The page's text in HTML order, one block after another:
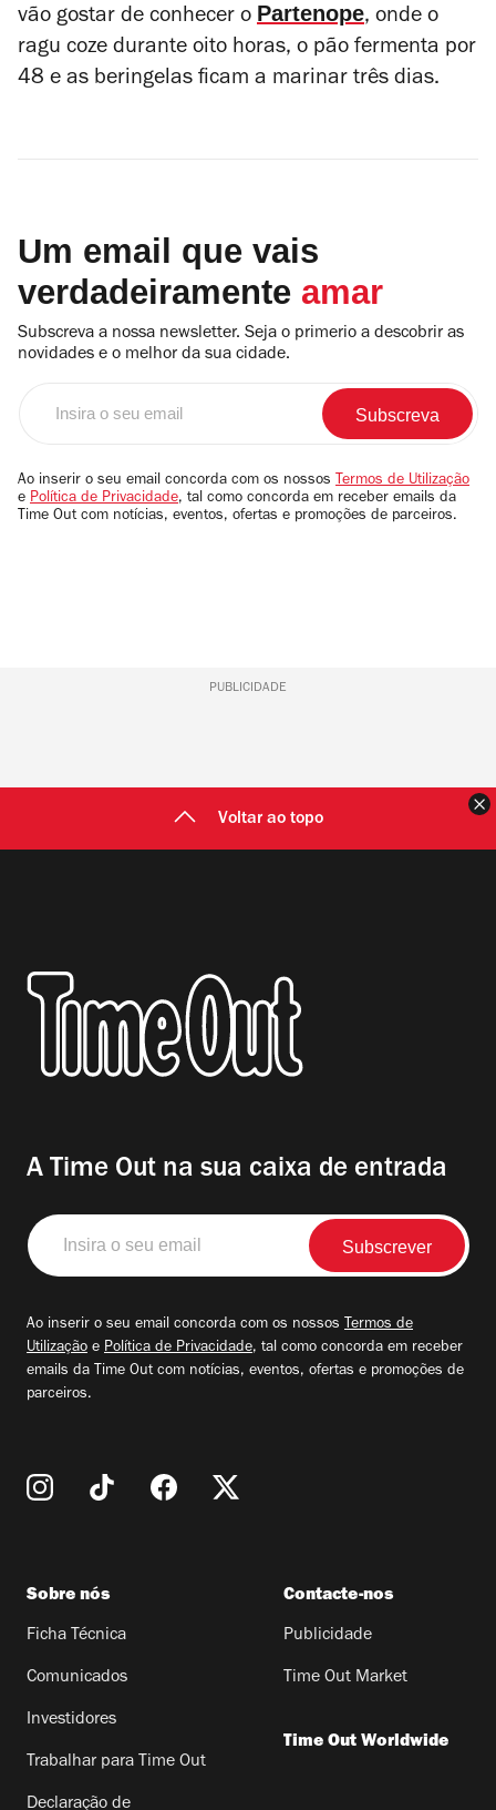
vão gostar de conhecer o Partenope, onde o
ragu coze durante oito horas, o pão fermenta por
48 e as beringelas ficam a marinar três dias.
Um email que vais
verdadeiramente amar
Subscreva a nossa newsletter. Seja o primerio a descobrir as
novidades e o melhor da sua cidade.
email
Ao inserir o seu email concorda com os nossos Termos de Utilização
e Política de Privacidade, tal como concorda em receber emails da
Time Out com notícias, eventos, ofertas e promoções de parceiros.
PUBLICIDADE
Voltar ao topo
A Time Out na sua caixa de entrada
Insira
o
seu
Ao inserir o seu email concorda com os nossos Termos de
Utilização e Política de Privacidade, tal como concorda em receber
emails da Time Out com notícias, eventos, ofertas e promoções de
parceiros.
Sobre nós
Ficha Técnica
Comunicados
Investidores
Trabalhar para Time Out
Declaração de
Contacte-nos
Publicidade
Time Out Market
Time Out Worldwide